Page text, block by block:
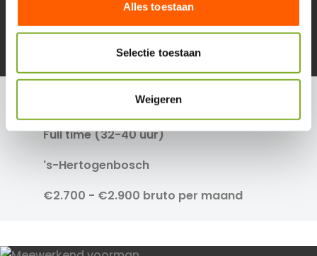
e
Alles toestaan
Selectie toestaan
Weigeren
Medewerker Groenvoorziening in ‘s-
Hertogenbosch
Full time (32-40 uur)
's-Hertogenbosch
€2.700 - €2.900 bruto per maand